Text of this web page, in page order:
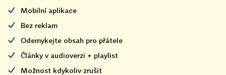
Mobilní aplikace
Bez reklam
Odemykejte obsah pro přátele
Články v audioverzi + playlist
Možnost kdykoliv zrušit